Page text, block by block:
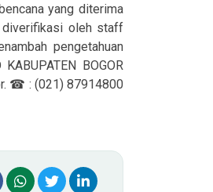
yang diterima
diverifikasi oleh staff
pengetahuan
BOGOR
☎ : (021) 87914800